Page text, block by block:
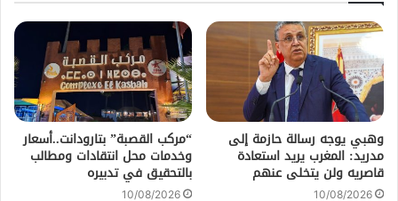
وهبي يوجه رسالة حازمة إلى
مدريد: المغرب يريد استعادة
قاصريه ولن يتخلى عنهم
10/08/2026
“مركب القصبة” بتارودانت..أسعار
وخدمات محل انتقادات ومطالب
بالتحقيق في تدبيره
10/08/2026